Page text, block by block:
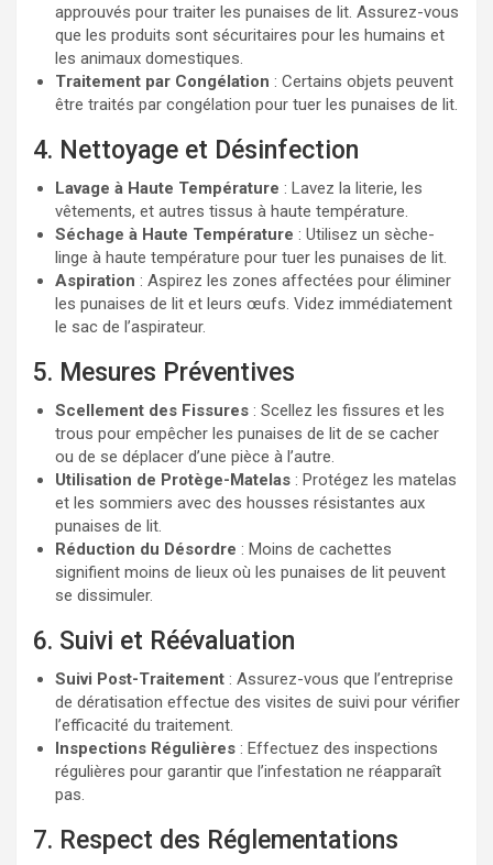
approuvés pour traiter les punaises de lit. Assurez-vous
que les produits sont sécuritaires pour les humains et
les animaux domestiques.
Traitement par Congélation : Certains objets peuvent
être traités par congélation pour tuer les punaises de lit.
4. Nettoyage et Désinfection
Lavage à Haute Température : Lavez la literie, les
vêtements, et autres tissus à haute température.
Séchage à Haute Température : Utilisez un sèche-
linge à haute température pour tuer les punaises de lit.
Aspiration : Aspirez les zones affectées pour éliminer
les punaises de lit et leurs œufs. Videz immédiatement
le sac de l’aspirateur.
5. Mesures Préventives
Scellement des Fissures : Scellez les fissures et les
trous pour empêcher les punaises de lit de se cacher
ou de se déplacer d’une pièce à l’autre.
Utilisation de Protège-Matelas : Protégez les matelas
et les sommiers avec des housses résistantes aux
punaises de lit.
Réduction du Désordre : Moins de cachettes
signifient moins de lieux où les punaises de lit peuvent
se dissimuler.
6. Suivi et Réévaluation
Suivi Post-Traitement : Assurez-vous que l’entreprise
de dératisation effectue des visites de suivi pour vérifier
l’efficacité du traitement.
Inspections Régulières : Effectuez des inspections
régulières pour garantir que l’infestation ne réapparaît
pas.
7. Respect des Réglementations